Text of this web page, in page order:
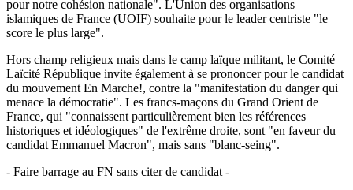
pour notre cohésion nationale". L'Union des organisations
islamiques de France (UOIF) souhaite pour le leader centriste "le
score le plus large".
Hors champ religieux mais dans le camp laïque militant, le Comité
Laïcité République invite également à se prononcer pour le candidat
du mouvement En Marche!, contre la "manifestation du danger qui
menace la démocratie". Les francs-maçons du Grand Orient de
France, qui "connaissent particulièrement bien les références
historiques et idéologiques" de l'extrême droite, sont "en faveur du
candidat Emmanuel Macron", mais sans "blanc-seing".
- Faire barrage au FN sans citer de candidat -